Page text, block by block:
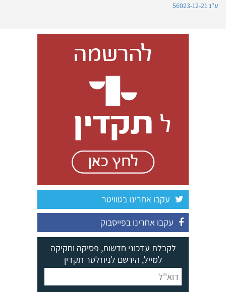
ע"נ 56023-12-21
עקבו אחרינו בטוויטר
עקבו אחרינו בפייסבוק
לקבלת עדכוני חדשות, פסיקה וחקיקה
למייל, הירשם לניוזלטר תקדין